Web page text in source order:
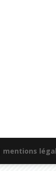
mentions